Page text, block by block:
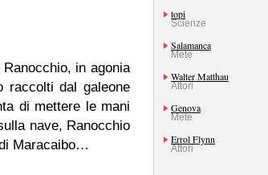
in agonia
raccolti dal galeone
di mettere le mani
nave, Ranocchio
Maracaibo…
topi
Scienze
Salamanca
Mete
Walter Matthau
Attori
Genova
Mete
Errol Flynn
Attori